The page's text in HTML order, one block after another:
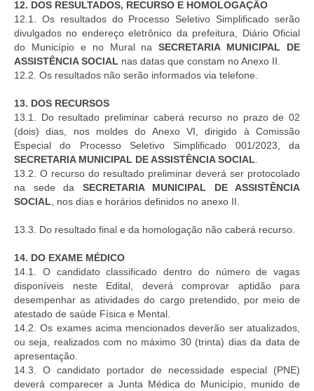
12. DOS RESULTADOS, RECURSO E HOMOLOGAÇÃO
12.1. Os resultados do Processo Seletivo Simplificado serão
divulgados no endereço eletrônico da prefeitura, Diário Oficial
do Município e no Mural naSECRETARIA MUNICIPAL DE
ASSISTÊNCIA SOCIAL nas datas que constam no Anexo II.
12.2. Os resultados não serão informados via telefone.
13. DOS RECURSOS
13.1. Do resultado preliminar caberá recurso no prazo de 02
(dois) dias, nos moldes do Anexo VI, dirigido à Comissão
Especial do Processo Seletivo Simplificado 001/2023, da
SECRETARIA MUNICIPAL DE ASSISTÊNCIA SOCIAL
13.2. O recurso do resultado preliminar deverá ser protocolado
na sede da SECRETARIA MUNICIPAL DE ASSISTÊNCIA
SOCIAL , nos dias e horários definidos no anexo II.
13.3. Do resultado final e da homologação não caberá recurso.
14. DO EXAME MÉDICO
14.1. O candidato classificado dentro do número de vagas
disponíveis neste Edital, deverá comprovar aptidão para
desempenhar as atividades do cargo pretendido, por meio de
atestado de saúde Física e Mental.
14.2. Os exames acima mencionados deverão ser atualizados,
ou seja, realizados com no máximo 30 (trinta) dias da data de
apresentação.
14.3. O candidato portador de necessidade especial (PNE)
deverá comparecer a Junta Médica do Município, munido de